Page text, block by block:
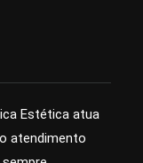
Estética atua
atendimento